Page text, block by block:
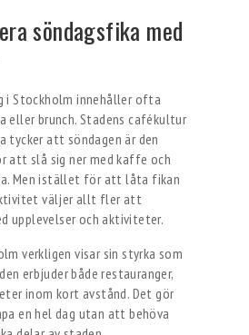
söndagsfika med
i Stockholm innehåller ofta
eller brunch. Stadens cafékultur
tycker att söndagen är den
att slå sig ner med kaffe och
Men istället för att låta fikan
väljer allt fler att
upplevelser och aktiviteter.
verkligen visar sin styrka som
erbjuder både restauranger,
inom kort avstånd. Det gör
en hel dag utan att behöva